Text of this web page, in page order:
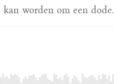
worden om een dode.